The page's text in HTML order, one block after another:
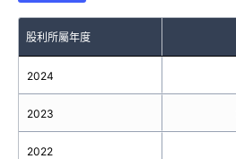
股利所屬年度
2024
2023
2022